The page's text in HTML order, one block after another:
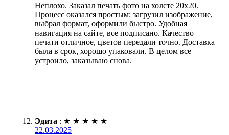
Неплохо. Заказал печать фото на холсте 20х20.
Процесс оказался простым: загрузил изображение,
выбрал формат, оформили быстро. Удобная
навигация на сайте, все подписано. Качество
печати отличное, цветов передали точно. Доставка
была в срок, хорошо упаковали. В целом все
устроило, заказываю снова.
Эдита : ★ ★ ★ ★ ★
22.03.2025